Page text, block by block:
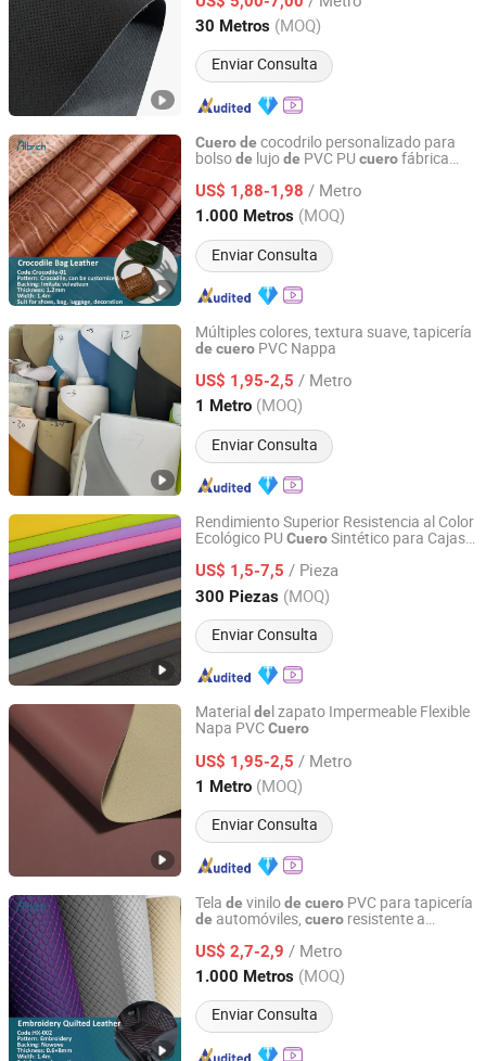
deCoche
30 Metros (MOQ)
Enviar Consulta
Shanghai, China Desde 2022
Cuerode cocodrilo personalizado para
bolsode lujode PVC PU cuerofábrica
del EstedeChina
US$ 1,88-1,98 / Metro
1.000 Metros (MOQ)
Enviar Consulta
Jiangsu Albrich Textile Co., Ltd.
Jiangsu, China Desde 2020
Múltiples colores, textura suave, tapicería
de cuero PVC Nappa
US$ 1,95-2,5 / Metro
1 Metro (MOQ)
Enviar Consulta
Foshan Shenghe New Materials Co., Ltd
Guangdong, China Desde 2025
Rendimiento Superior Resistencia al Color
Ecológico PU CueroSintético para Cajas
US$ 1,5-7,5 / Pieza
300 Piezas (MOQ)
Enviar Consulta
Fujian Yudeng Textile Co., Ltd.
Fujian, China Desde 2026
Materialdel zapato Impermeable Flexible
Napa PVCCuero
US$ 1,95-2,5 / Metro
1 Metro (MOQ)
Enviar Consulta
Foshan Shenghe New Materials Co., Ltd
Guangdong, China Desde 2025
Tela de vinilode cuero PVC para tapicería
de automóviles, cuero resistente a
suave acolchado con bordado en relieve,
telade punto Hx-002 Feria
China
US$ 2,7-2,9 / Metro
1.000 Metros (MOQ)
Enviar Consulta
Jiangsu Albrich Textile Co., Ltd.
Jiangsu, China Desde 2020